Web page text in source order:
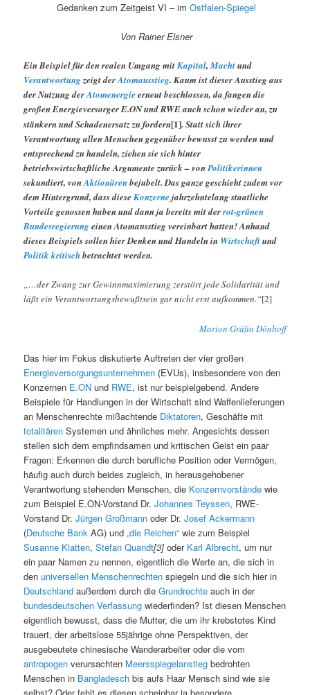
Gedanken zum Zeitgeist VI – im Ostfalen-Spiegel
Von Rainer Elsner
Ein Beispiel für den realen Umgang mitKapital,Machtund
Verantwortungzeigt derAtomausstieg. Kaum ist dieser Ausstieg aus
der Nutzung derAtomenergie erneut beschlossen, da fangen die
großen Energieversorger E.ON und RWE auch schon wieder an, zu
stänkern und Schadenersatz zu fordern[1]. Statt sich ihrer
Verantwortung allen Menschen gegenüber bewusst zu werden und
entsprechend zu handeln, ziehen sie sich hinter
betriebswirtschaftliche Argumente zurück – vonPolitikerinnen
sekundiert, vonAktionärenbejubelt. Das ganze geschieht zudem vor
dem Hintergrund, dass dieseKonzerne jahrzehntelang staatliche
Vorteile genossen haben und dann ja bereits mit derrot-grünen
Bundesregierungeinen Atomausstieg vereinbart hatten! Anhand
dieses Beispiels sollen hier Denken und Handeln in Wirtschaftund
Politik kritischbetrachtet werden.
„…der Zwang zur Gewinnmaximierung zerstört jede Solidarität und
läßt ein Verantwortungsbewußtsein gar nicht erst aufkommen.“[2]
Marion Gräfin Dönhoff
Das hier im Fokus diskutierte Auftreten der vier großen
Energieversorgungsunternehmen (EVUs), insbesondere von den
Konzernen E.ON und RWE, ist nur beispielgebend. Andere
Beispiele für Handlungen in der Wirtschaft sind Waffenlieferungen
an Menschenrechte mißachtende Diktatoren, Geschäfte mit
totalitären Systemen und ähnliches mehr. Angesichts dessen
stellen sich dem empfindsamen und kritischen Geist ein paar
Fragen: Erkennen die durch berufliche Position oder Vermögen,
häufig auch durch beides zugleich, in herausgehobener
Verantwortung stehenden Menschen, die Konzernvorstände wie
zum Beispiel E.ON-Vorstand Dr.Johannes Teyssen, RWE-
Vorstand Dr.Jürgen Großmann oder Dr.Josef Ackermann
(Deutsche Bank AG) und„die Reichen“ wie zum Beispiel
Susanne Klatten,Stefan Quandt[3] oder Karl Albrecht, um nur
ein paar Namen zu nennen, eigentlich die Werte an, die sich in
denuniversellen Menschenrechten spiegeln und die sich hier in
Deutschland außerdem durch dieGrundrechte auch in der
bundesdeutschen Verfassung wiederfinden? Ist diesen Menschen
eigentlich bewusst, dass die Mutter, die um ihr krebstotes Kind
trauert, der arbeitslose 55jährige ohne Perspektiven, der
ausgebeutete chinesische Wanderarbeiter oder die vom
antropogen verursachten Meersspiegelanstieg bedrohten
Menschen in Bangladesch bis aufs Haar Mensch sind wie sie